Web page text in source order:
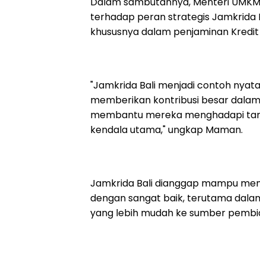
terhadap peran strategis Jamkrida
khususnya dalam penjaminan
"Jamkrida Bali menjadi contoh
memberikan kontribusi besar
membantu mereka menghadapi
kendala utama," ungkap Maman.
Jamkrida Bali dianggap mampu
dengan sangat baik, terutama
yang lebih mudah ke sumber